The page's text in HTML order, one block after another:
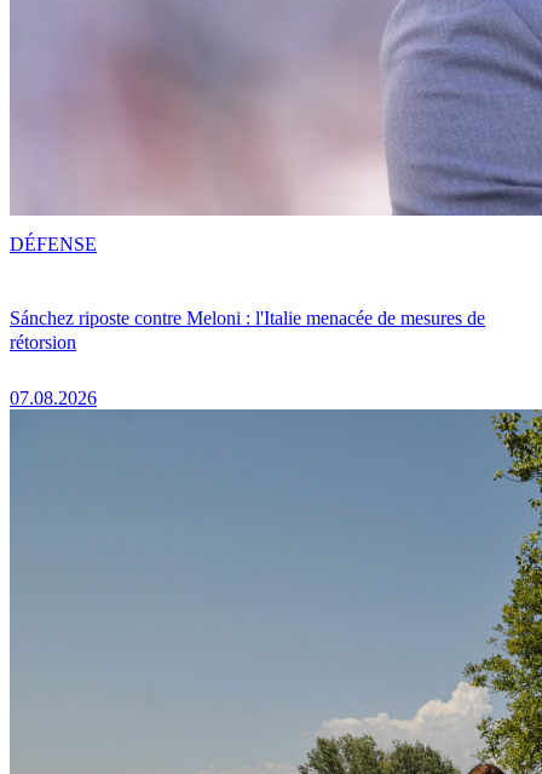
Sánchez riposte contre Meloni : l'Italie menacée de mesures de
rétorsion
07.08.2026
DÉFENSE